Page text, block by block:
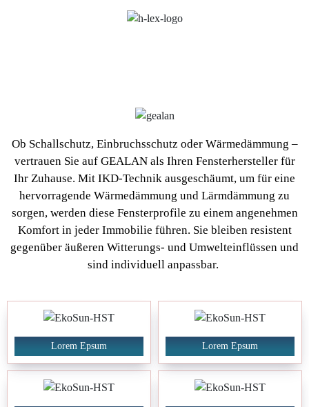
Ob Schallschutz, Einbruchsschutz oder Wärmedämmung –
vertrauen Sie auf GEALAN als Ihren Fensterhersteller für
Ihr Zuhause. Mit IKD-Technik ausgeschäumt, um für eine
hervorragende Wärmedämmung und Lärmdämmung zu
sorgen, werden diese Fensterprofile zu einem angenehmen
Komfort in jeder Immobilie führen. Sie bleiben resistent
gegenüber äußeren Witterungs- und Umwelteinflüssen und
sind individuell anpassbar.
Lorem Epsum Lorem Epsum